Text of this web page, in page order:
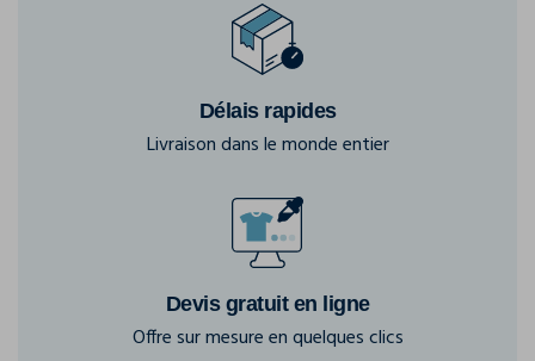
Délais rapides
Livraison dans le monde entier
Devis gratuit en ligne
Offre sur mesure en quelques clics